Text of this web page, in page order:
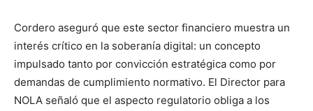
Cordero aseguró que este sector financiero muestra un
interés crítico en la soberanía digital: un concepto
impulsado tanto por convicción estratégica como por
demandas de cumplimiento normativo. El Director para
NOLA señaló que el aspecto regulatorio obliga a los